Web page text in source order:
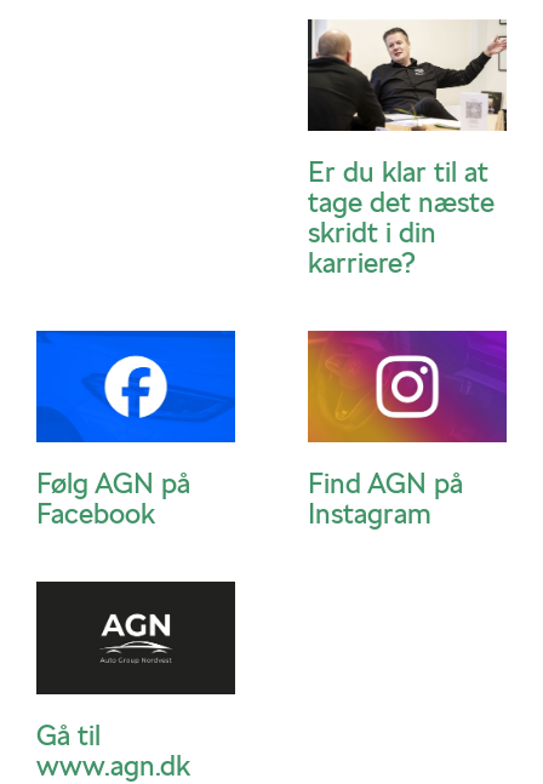
Er du klar til at
tage det næste
skridt i din
karriere?
Følg AGN på
Facebook
Find AGN på
Instagram
Gå til
www.agn.dk